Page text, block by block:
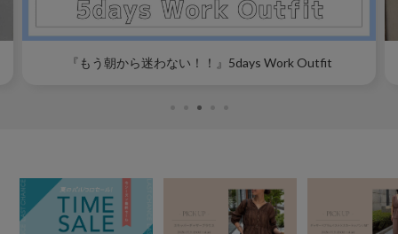
『もう朝から迷わない！！』5days Work Outfit